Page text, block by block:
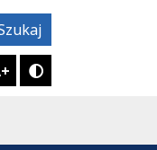
Tryb